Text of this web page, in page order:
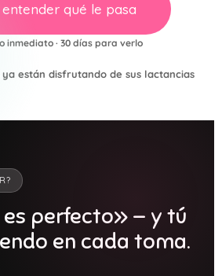
qué le pasa
inmediato · 30 días para verlo
ya están disfrutando de sus lactancias
perfecto» — y tú
en cada toma.